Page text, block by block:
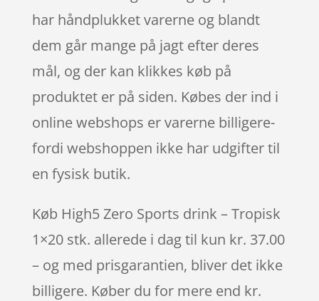
har håndplukket varerne og blandt
dem går mange på jagt efter deres
mål, og der kan klikkes køb på
produktet er på siden. Købes der ind i
online webshops er varerne billigere-
fordi webshoppen ikke har udgifter til
en fysisk butik.
Køb High5 Zero Sports drink – Tropisk
1×20 stk. allerede i dag til kun kr. 37.00
– og med prisgarantien, bliver det ikke
billigere. Køber du for mere end kr.